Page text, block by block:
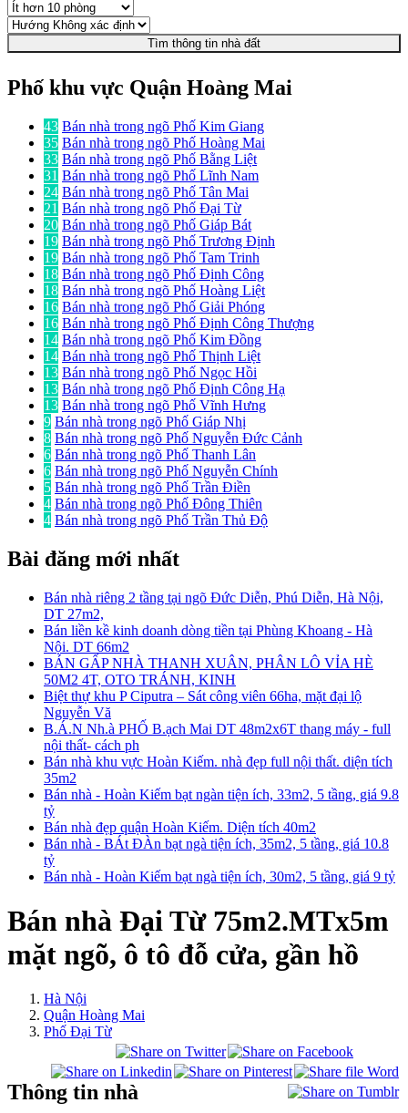
Tìm thông tin nhà đất
Phố khu vực Quận Hoàng Mai
43 Bán nhà trong ngõ Phố Kim Giang
35 Bán nhà trong ngõ Phố Hoàng Mai
33 Bán nhà trong ngõ Phố Bằng Liệt
31 Bán nhà trong ngõ Phố Lĩnh Nam
24 Bán nhà trong ngõ Phố Tân Mai
21 Bán nhà trong ngõ Phố Đại Từ
20 Bán nhà trong ngõ Phố Giáp Bát
19 Bán nhà trong ngõ Phố Trương Định
19 Bán nhà trong ngõ Phố Tam Trinh
18 Bán nhà trong ngõ Phố Định Công
18 Bán nhà trong ngõ Phố Hoàng Liệt
16 Bán nhà trong ngõ Phố Giải Phóng
16 Bán nhà trong ngõ Phố Định Công Thượng
14 Bán nhà trong ngõ Phố Kim Đồng
14 Bán nhà trong ngõ Phố Thịnh Liệt
13 Bán nhà trong ngõ Phố Ngọc Hồi
13 Bán nhà trong ngõ Phố Định Công Hạ
13 Bán nhà trong ngõ Phố Vĩnh Hưng
9 Bán nhà trong ngõ Phố Giáp Nhị
8 Bán nhà trong ngõ Phố Nguyễn Đức Cảnh
6 Bán nhà trong ngõ Phố Thanh Lân
6 Bán nhà trong ngõ Phố Nguyễn Chính
5 Bán nhà trong ngõ Phố Trần Điền
4 Bán nhà trong ngõ Phố Đông Thiên
4 Bán nhà trong ngõ Phố Trần Thủ Độ
Bài đăng mới nhất
Bán nhà riêng 2 tầng tại ngõ Đức Diễn, Phú Diễn, Hà Nội,
DT 27m2,
Bán liền kề kinh doanh dòng tiền tại Phùng Khoang - Hà
Nội. DT 66m2
BÁN GẤP NHÀ THANH XUÂN, PHÂN LÔ VỈA HÈ
50M2 4T, OTO TRÁNH, KINH
Biệt thự khu P Ciputra – Sát công viên 66ha, mặt đại lộ
Nguyễn Vă
B.Á.N Nh.à PHỐ B.ạch Mai DT 48m2x6T thang máy - full
nội thất- cách ph
Bán nhà khu vực Hoàn Kiếm. nhà đẹp full nội thất. diện tích
35m2
Bán nhà - Hoàn Kiếm bạt ngàn tiện ích, 33m2, 5 tầng, giá 9.8
tỷ
Bán nhà đẹp quận Hoàn Kiếm. Diện tích 40m2
Bán nhà - BÁt ĐÀn bạt ngà tiện ích, 35m2, 5 tầng, giá 10.8
tỷ
Bán nhà - Hoàn Kiếm bạt ngà tiện ích, 30m2, 5 tầng, giá 9 tỷ
Bán nhà Đại Từ 75m2.MTx5m
mặt ngõ, ô tô đỗ cửa, gần hồ
Hà Nội
Quận Hoàng Mai
Phố Đại Từ
Thông tin nhà